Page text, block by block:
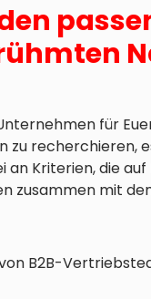
für
recherchieren,
Kriterien, die
zusammen mit
B2B-